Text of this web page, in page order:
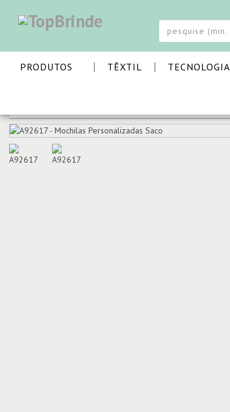
PRODUTOS | TÊXTIL | TECNOLOGIA